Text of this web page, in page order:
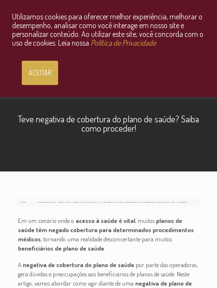
Consultoria Jurídica OnLine
Teve negativa de cobertura do plano de saúde? Saiba
como proceder!
Em um cenário onde o acesso à saúde é vital , muitos planos de
saúde têm negado cobertura para determinados procedimentos
médicos , tornando uma realidade desconcertante para muitos
beneficiários de plano de saúde
A negativa de cobertura do plano de saúde por parte das operadoras,
gera dúvidas e preocupações aos beneficiários de planos de saúde. Neste
artigo, vamos abordar como agir diante de uma negativa de plano de
Utilizamos cookies para oferecer melhor experiência, melhorar o
desempenho, analisar como você interage em nosso site e
personalizar conteúdo. Ao utilizar este site, você concorda com o
uso de cookies. Leia nossa Política de Privacidade
ACEITAR